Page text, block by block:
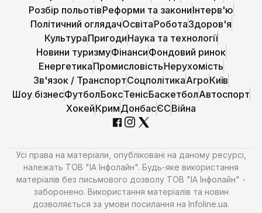
Розбір польотівРеформи та закониІнтерв'ю
Політичний оглядачОсвітаРоботаЗдоров'я
КультураПригодиНаука та технології
Новини туризмуФінансиФондовий ринок
ЕнергетикаПромисловістьНерухомість
Зв'язок / ТранспортСоцполітикаАгроКиїв
Шоу бізнесФутболБоксТенісБаскетболАвтоспорт
ХокейКримДонбасЄСВійна
Усі права на матеріали, опубліковані на даному ресурсі,
належать ТОВ "ІА Інфолайн". Будь-яке використання
матеріалів без письмового дозволу ТОВ "ІА Інфолайн" -
заборонено. Використання матеріалів та новин
дозволяється за умови посилання на Infoline.ua.